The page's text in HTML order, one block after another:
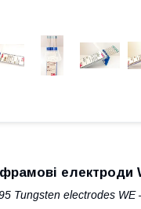
електроди
Tungsten electrodes